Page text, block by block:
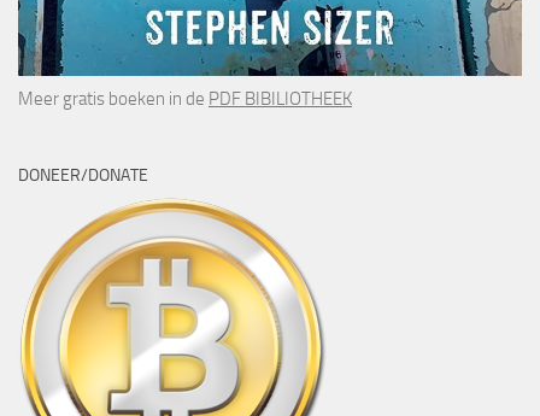
Meer gratis boeken in de PDF BIBILIOTHEEK
DONEER/DONATE